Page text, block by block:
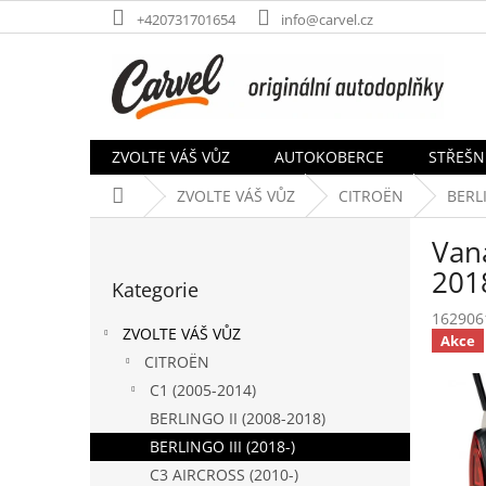
na
+420731701654 info@carvel.cz
ZVOLTE VÁŠ VŮZ AUTOKOBERCE
Domů ZVOLTE VÁŠ VŮZ CITROËN
a
kategorie
Kategorie
ZVOLTE VÁŠ VŮZ
CITROËN
C1 (2005-2014)
BERLINGO II (2008-2018)
BERLINGO III (2018-)
C3 AIRCROSS (2010-)
Akce